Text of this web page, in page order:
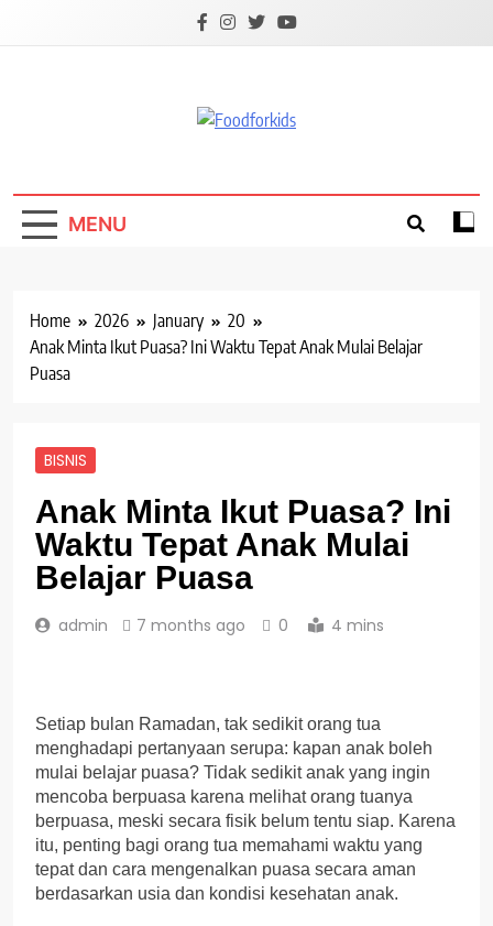
MENU
Home 2026 January
20
Anak Minta Ikut Puasa? Ini Waktu Tepat Anak Mulai Belajar
Puasa
BISNIS
Anak Minta Ikut Puasa? Ini
Waktu Tepat Anak Mulai
Belajar Puasa
admin 7 months ago 0 4 mins
Setiap bulan Ramadan, tak sedikit orang tua
menghadapi pertanyaan serupa: kapan anak boleh
mulai belajar puasa? Tidak sedikit anak yang ingin
mencoba berpuasa karena melihat orang tuanya
berpuasa, meski secara fisik belum tentu siap. Karena
itu, penting bagi orang tua memahami waktu yang
tepat dan cara mengenalkan puasa secara aman
berdasarkan usia dan kondisi kesehatan anak.